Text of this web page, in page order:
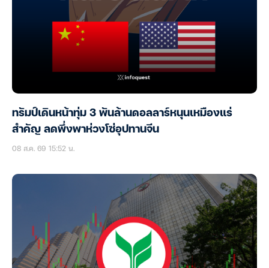
ทรัมป์เดินหน้าทุ่ม 3 พันล้านดอลลาร์หนุนเหมืองแร่
สำคัญ ลดพึ่งพาห่วงโซ่อุปทานจีน
08 ส.ค. 69 15:52 น.